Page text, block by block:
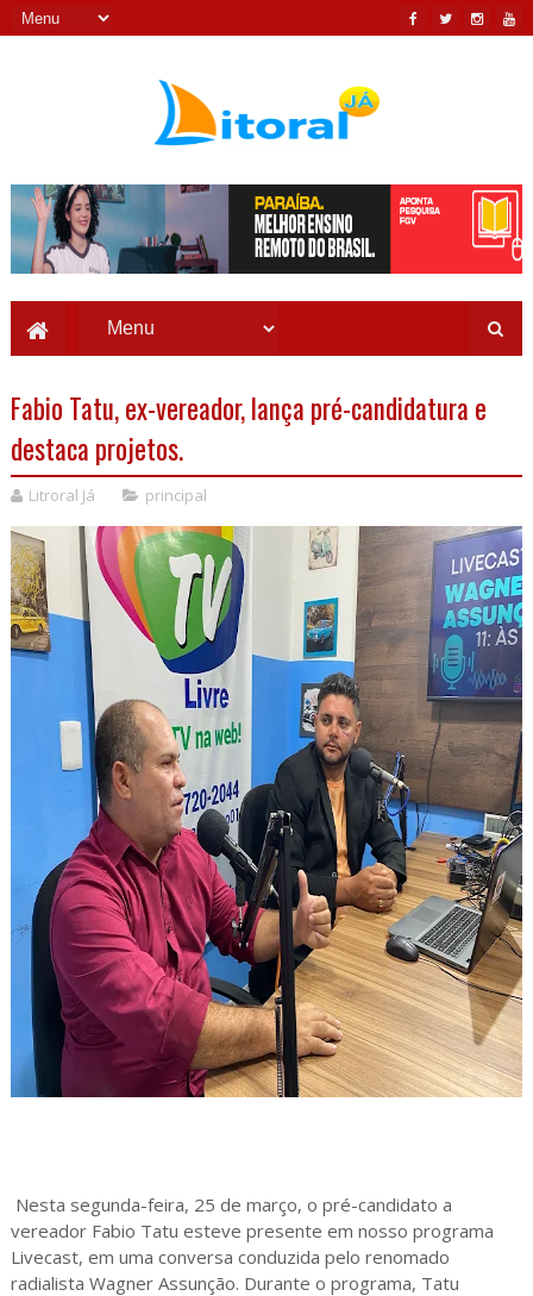
Fabio Tatu, ex-vereador, lança pré-candidatura e
destaca projetos.
Litroral Já principal
Nesta segunda-feira, 25 de março, o pré-candidato a
vereador Fabio Tatu esteve presente em nosso programa
Livecast, em uma conversa conduzida pelo renomado
radialista Wagner Assunção. Durante o programa, Tatu